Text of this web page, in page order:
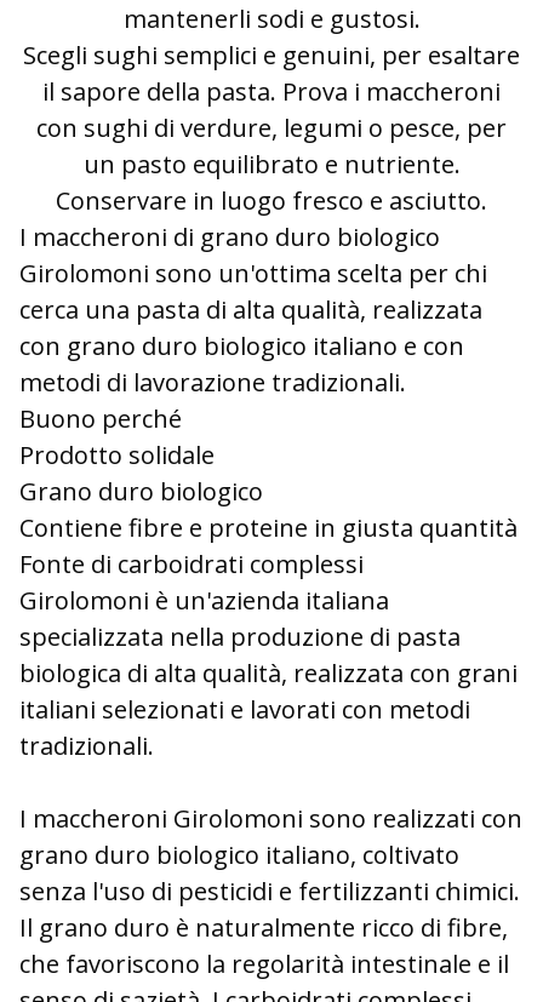
mantenerli sodi e gustosi.
Scegli sughi semplici e genuini, per esaltare
il sapore della pasta. Prova i maccheroni
con sughi di verdure, legumi o pesce, per
un pasto equilibrato e nutriente.
Conservare in luogo fresco e asciutto.
I maccheroni di grano duro biologico
Girolomoni sono un'ottima scelta per chi
cerca una pasta di alta qualità, realizzata
con grano duro biologico italiano e con
metodi di lavorazione tradizionali.
Buono perché
Prodotto solidale
Grano duro biologico
Contiene fibre e proteine in giusta quantità
Fonte di carboidrati complessi
Girolomoni è un'azienda italiana
specializzata nella produzione di pasta
biologica di alta qualità, realizzata con grani
italiani selezionati e lavorati con metodi
tradizionali.
I maccheroni Girolomoni sono realizzati con
grano duro biologico italiano, coltivato
senza l'uso di pesticidi e fertilizzanti chimici.
Il grano duro è naturalmente ricco di fibre,
che favoriscono la regolarità intestinale e il